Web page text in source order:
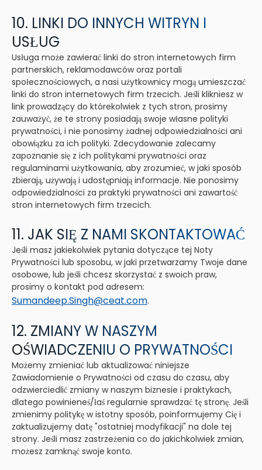
10. LINKI DO INNYCH WITRYN I
USŁUG
Usługa może zawierać linki do stron internetowych firm
partnerskich, reklamodawców oraz portali
społecznościowych, a nasi użytkownicy mogą umieszczać
linki do stron internetowych firm trzecich. Jeśli klikniesz w
link prowadzący do którekolwiek z tych stron, prosimy
zauważyć, że te strony posiadają swoje własne polityki
prywatności, i nie ponosimy żadnej odpowiedzialności ani
obowiązku za ich polityki. Zdecydowanie zalecamy
zapoznanie się z ich politykami prywatności oraz
regulaminami użytkowania, aby zrozumieć, w jaki sposób
zbierają, używają i udostępniają informacje. Nie ponosimy
odpowiedzialności za praktyki prywatności ani zawartość
stron internetowych firm trzecich.
11. JAK SIĘ Z NAMI SKONTAKTOWAĆ
Jeśli masz jakiekolwiek pytania dotyczące tej Noty
Prywatności lub sposobu, w jaki przetwarzamy Twoje dane
osobowe, lub jeśli chcesz skorzystać z swoich praw,
prosimy o kontakt pod adresem:
Sumandeep.Singh@ceat.com.
12. ZMIANY W NASZYM
OŚWIADCZENIU O PRYWATNOŚCI
Możemy zmieniać lub aktualizować niniejsze
Zawiadomienie o Prywatności od czasu do czasu, aby
odzwierciedlić zmiany w naszym biznesie i praktykach,
dlatego powinieneś/łaś regularnie sprawdzać tę stronę. Jeśli
zmienimy politykę w istotny sposób, poinformujemy Cię i
zaktualizujemy datę "ostatniej modyfikacji" na dole tej
strony. Jeśli masz zastrzeżenia co do jakichkolwiek zmian,
możesz zamknąć swoje konto.